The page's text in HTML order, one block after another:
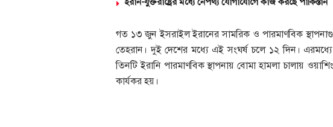
গত ১৩ জুন ইসরাইল ইরানের সামরিক ও পারমাণবিক
তেহরান। দুই দেশের মধ্যে এই সংঘর্ষ চলে ১২ দিন। এরমধ্যে
তিনটি ইরানি পারমাণবিক স্থাপনায় বোমা হামলা চালায়
কার্যকর হয়।